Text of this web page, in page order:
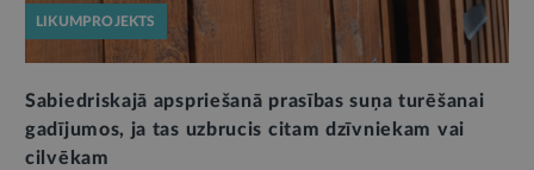
LIKUMPROJEKTS
Sabiedriskajā apspriešanā prasības suņa turēšanai
gadījumos, ja tas uzbrucis citam dzīvniekam vai
cilvēkam